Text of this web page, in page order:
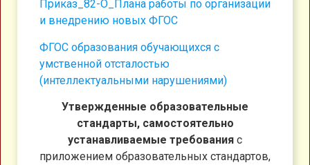
Приказ_82-О_Плана работы по организации
и внедрению новых ФГОС
ФГОС образования обучающихся с
умственной отсталостью
(интеллектуальными нарушениями)
Утвержденные образовательные
стандарты, самостоятельно
устанавливаемые требования с
приложением образовательных стандартов,